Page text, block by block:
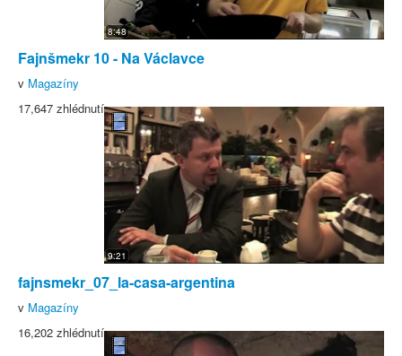
8:48
Fajnšmekr 10 - Na Václavce
v Magazíny
17,647 zhlédnutí
9:21
fajnsmekr_07_la-casa-argentina
v Magazíny
16,202 zhlédnutí